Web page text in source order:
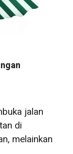
jalan
di
melainkan